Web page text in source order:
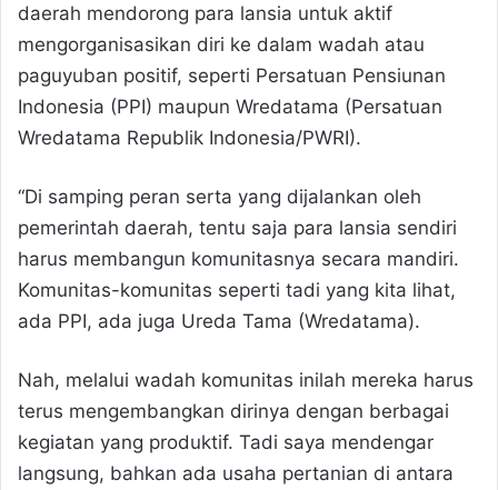
daerah mendorong para lansia untuk aktif
mengorganisasikan diri ke dalam wadah atau
paguyuban positif, seperti Persatuan Pensiunan
Indonesia (PPI) maupun Wredatama (Persatuan
Wredatama Republik Indonesia/PWRI).
“Di samping peran serta yang dijalankan oleh
pemerintah daerah, tentu saja para lansia sendiri
harus membangun komunitasnya secara mandiri.
Komunitas-komunitas seperti tadi yang kita lihat,
ada PPI, ada juga Ureda Tama (Wredatama).
Nah, melalui wadah komunitas inilah mereka harus
terus mengembangkan dirinya dengan berbagai
kegiatan yang produktif. Tadi saya mendengar
langsung, bahkan ada usaha pertanian di antara